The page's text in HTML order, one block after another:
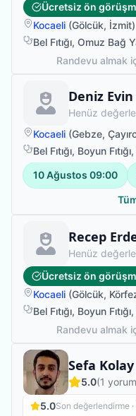
Ücretsiz ön
Kocaeli (Gölcük, İzmit)
Bel Fıtığı, Omuz Bağ
Randevu almak
Deniz Evin
Fizyoterapist
Henüz
Kocaeli (Gebze,
Bel Fıtığı, Boyun Fıtığı,
10 Ağustos 09:00
Recep
Henüz
Ücretsiz ön
Kocaeli (Gölcük,
Bel Fıtığı, Boyun Fıtığı,
Randevu almak
Sefa Kolay
Fizyoterapist
5.0(1
5.0Son değerlendirme ·